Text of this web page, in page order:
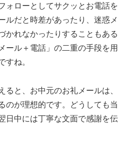
ォローとしてサクッとお電話を
ルだと時差があったり、迷惑メ
かれなかったりすることもある
ール＋電話」の二重の手段を用
すね。
ると、お中元のお礼メールは、
のが理想的です。どうしても当
日中には丁寧な文面で感謝を伝